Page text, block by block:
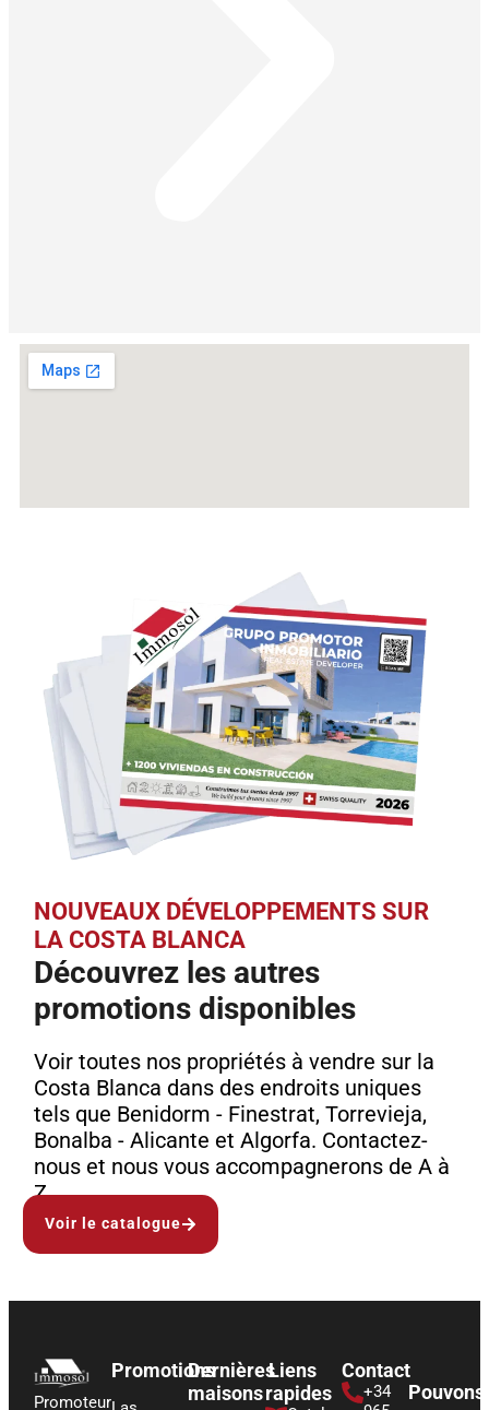
NOUVEAUX DÉVELOPPEMENTS SUR
LA COSTA BLANCA
Découvrez les autres
promotions disponibles
Voir toutes nos propriétés à vendre sur la
Costa Blanca dans des endroits uniques
tels que Benidorm - Finestrat, Torrevieja,
Bonalba - Alicante et Algorfa. Contactez-
nous et nous vous accompagnerons de A à
Z.
Voir le catalogue
Promoteur
PromotionsDernières
maisons
Liens
rapides
Contact
+34